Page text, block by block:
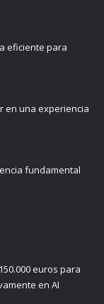
eficiente para
en una experiencia
fundamental
euros para
en AI